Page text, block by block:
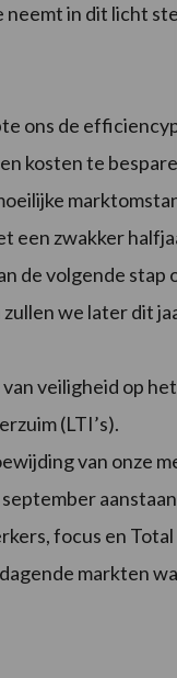
in dit licht
ons de
kosten te
een zwakker
de volgende
we later dit
veiligheid op
(LTI’s).
van onze
focus en
markten